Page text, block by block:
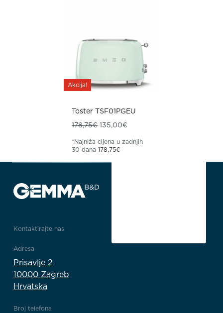
Akcija!
Toster TSF01PGEU
178,75€ Izvorna cijena bila je: 178,75€.
135,00€
*Najniža cijena u zadnjih
30 dana 178,75€
Kontaktirajte nas
Adresa
Prisavlje 2
10000 Zagreb
Hrvatska
Broj telefona